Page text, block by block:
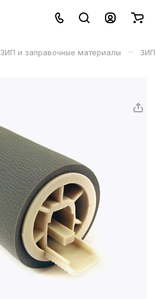
ЗИП и заправочные материалы – ЗИП